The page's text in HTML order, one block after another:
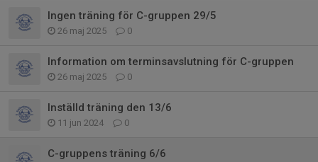
Ingen träning för C-gruppen 29/5
26 maj 2025 0
Information om terminsavslutning för C-gruppen
26 maj 2025 0
Inställd träning den 13/6
11 jun 2024 0
C-gruppens träning 6/6